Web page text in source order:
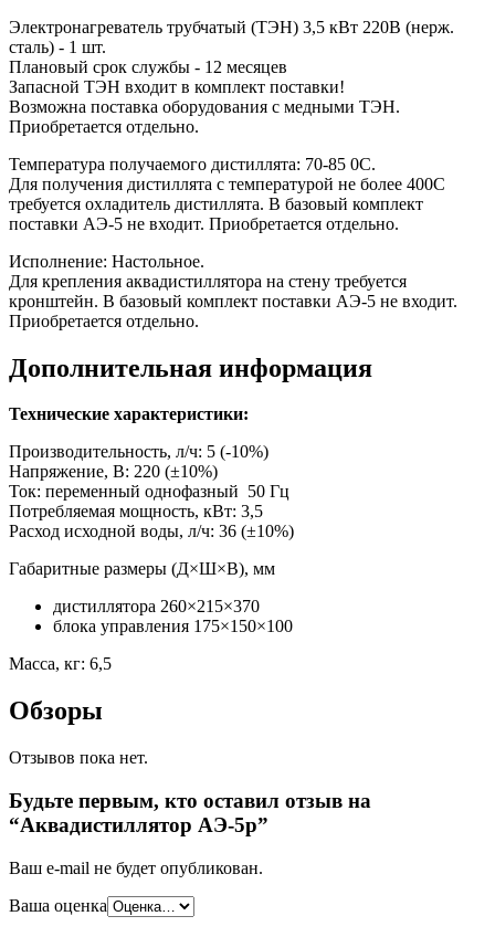
Электронагреватель трубчатый (ТЭН) 3,5 кВт 220В (нерж.
сталь) - 1 шт.
Плановый срок службы - 12 месяцев
Запасной ТЭН входит в комплект поставки!
Возможна поставка оборудования с медными ТЭН.
Приобретается отдельно.
Температура получаемого дистиллята: 70-85 0С.
Для получения дистиллята с температурой не более 400C
требуется охладитель дистиллята. В базовый комплект
поставки АЭ-5 не входит. Приобретается отдельно.
Исполнение: Настольное.
Для крепления аквадистиллятора на стену требуется
кронштейн. В базовый комплект поставки АЭ-5 не входит.
Приобретается отдельно.
Дополнительная информация
Технические характеристики:
Производительность, л/ч: 5 (-10%)
Напряжение, В: 220 (±10%)
Ток: переменный однофазный 50 Гц
Потребляемая мощность, кВт: 3,5
Расход исходной воды, л/ч: 36 (±10%)
Габаритные размеры (Д×Ш×В), мм
дистиллятора 260×215×370
блока управления 175×150×100
Масса, кг: 6,5
Обзоры
Отзывов пока нет.
Будьте первым, кто оставил отзыв на
“Аквадистиллятор АЭ-5р”
Ваш e-mail не будет опубликован.
Ваша оценка